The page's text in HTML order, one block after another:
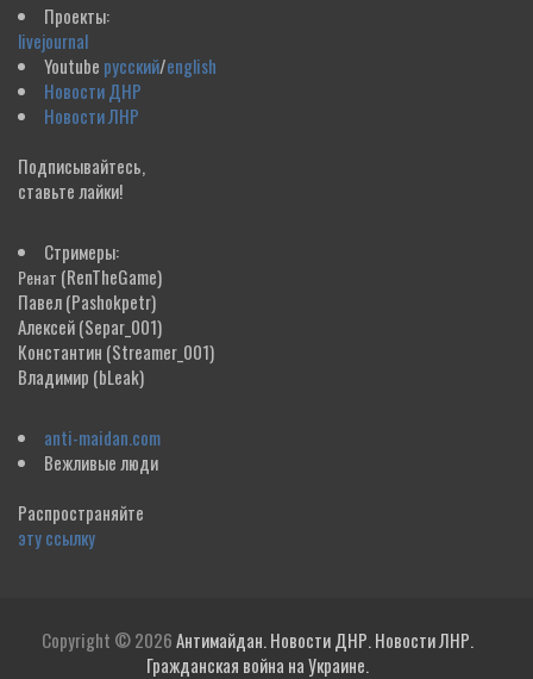
Проекты:
livejournal
Youtube русский/english
Новости ДНР
Новости ЛНР
Подписывайтесь,
ставьте лайки!
Стримеры:
Ренат (RenTheGame)
Павел(Pashokpetr)
Алексей(Separ_001)
Константин (Streamer_001)
Владимир (bLeak)
anti-maidan.com
Вежливые люди
Распространяйте
эту ссылку
Copyright © 2026Антимайдан. Новости ДНР. Новости ЛНР.
Гражданская война на Украине.